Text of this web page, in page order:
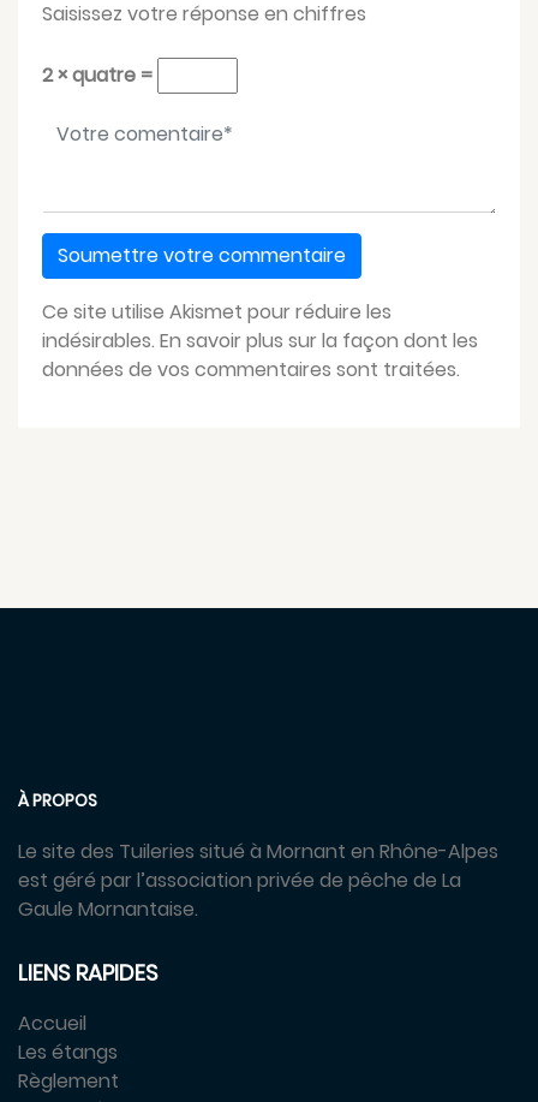
Saisissez votre réponse en chiffres
2 × quatre =
Votre message*
Ce site utilise Akismet pour réduire les
indésirables. En savoir plus sur la façon dont les
données de vos commentaires sont traitées.
À PROPOS
Le site des Tuileries situé à Mornant en Rhône-Alpes
est géré par l’association privée de pêche de La
Gaule Mornantaise.
LIENS RAPIDES
Accueil
Les étangs
Règlement